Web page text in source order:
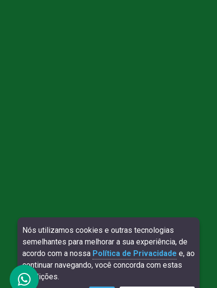
Direitos reservados à Willy Contábil - 2026
DESENVOLVIMENTO:
Nós utilizamos cookies e outras tecnologias
semelhantes para melhorar a sua experiência, de
acordo com a nossa Política de Privacidade e, ao
continuar navegando, você concorda com estas
condições.